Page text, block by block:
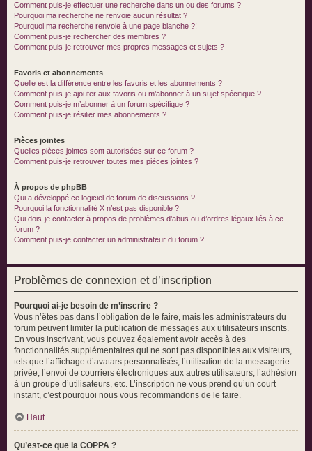
Comment puis-je effectuer une recherche dans un ou des forums ?
Pourquoi ma recherche ne renvoie aucun résultat ?
Pourquoi ma recherche renvoie à une page blanche ?!
Comment puis-je rechercher des membres ?
Comment puis-je retrouver mes propres messages et sujets ?
Favoris et abonnements
Quelle est la différence entre les favoris et les abonnements ?
Comment puis-je ajouter aux favoris ou m’abonner à un sujet spécifique ?
Comment puis-je m’abonner à un forum spécifique ?
Comment puis-je résilier mes abonnements ?
Pièces jointes
Quelles pièces jointes sont autorisées sur ce forum ?
Comment puis-je retrouver toutes mes pièces jointes ?
À propos de phpBB
Qui a développé ce logiciel de forum de discussions ?
Pourquoi la fonctionnalité X n’est pas disponible ?
Qui dois-je contacter à propos de problèmes d’abus ou d’ordres légaux liés à ce
forum ?
Comment puis-je contacter un administrateur du forum ?
Problèmes de connexion et d’inscription
Pourquoi ai-je besoin de m’inscrire ?
Vous n’êtes pas dans l’obligation de le faire, mais les administrateurs du
forum peuvent limiter la publication de messages aux utilisateurs inscrits.
En vous inscrivant, vous pouvez également avoir accès à des
fonctionnalités supplémentaires qui ne sont pas disponibles aux visiteurs,
tels que l’affichage d’avatars personnalisés, l’utilisation de la messagerie
privée, l’envoi de courriers électroniques aux autres utilisateurs, l’adhésion
à un groupe d’utilisateurs, etc. L’inscription ne vous prend qu’un court
instant, c’est pourquoi nous vous recommandons de le faire.
Haut
Qu’est-ce que la COPPA ?